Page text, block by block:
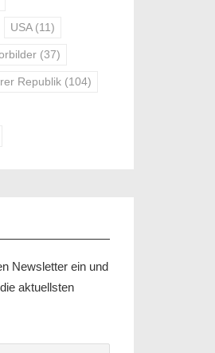
USA(11)
(37)
Republik (104)
Newsletter ein und
aktuellsten